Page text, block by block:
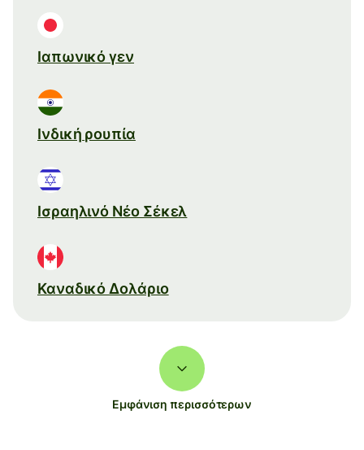
Ιαπωνικό γεν
Ινδική ρουπία
Ισραηλινό Νέο Σέκελ
Καναδικό Δολάριο
Εμφάνιση περισσότερων